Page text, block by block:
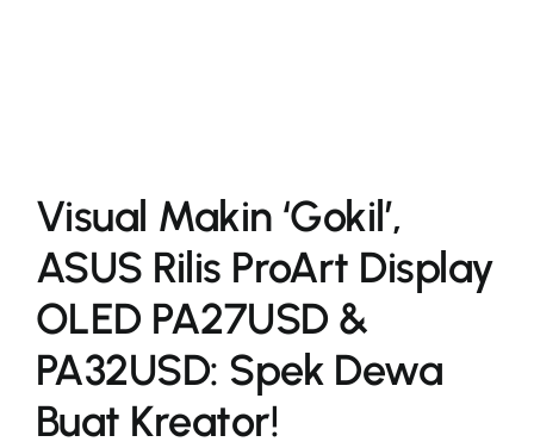
Visual Makin ‘Gokil’,
ASUS Rilis ProArt Display
OLED PA27USD &
PA32USD: Spek Dewa
Buat Kreator!